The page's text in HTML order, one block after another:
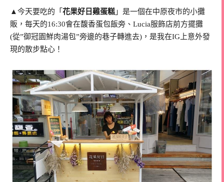
▲今天要吃的「 花果好日雞蛋糕 」是一個在中原夜市的小攤
販，每天的16:30會在馥香蛋包飯旁、Lucia服飾店前方擺攤
(從”御冠園鮮肉湯包”旁邊的巷子轉進去)，是我在IG上意外發
現的散步點心！